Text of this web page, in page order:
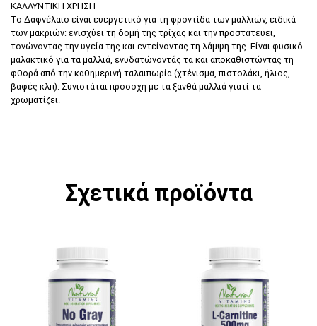
ΚΑΛΛΥΝΤΙΚΗ ΧΡΗΣΗ
Το Δαφνέλαιο είναι ευεργετικό για τη φροντίδα των μαλλιών, ειδικά
των μακριών: ενισχύει τη δομή της τρίχας και την προστατεύει,
τονώνοντας την υγεία της και εντείνοντας τη λάμψη της. Είναι φυσικό
μαλακτικό για τα μαλλιά, ενυδατώνοντάς τα και αποκαθιστώντας τη
φθορά από την καθημερινή ταλαιπωρία (χτένισμα, πιστολάκι, ήλιος,
βαφές κλπ). Συνιστάται προσοχή με τα ξανθά μαλλιά γιατί τα
χρωματίζει.
Σχετικά προϊόντα
Αυτό το προϊόν έχει πολλαπλές